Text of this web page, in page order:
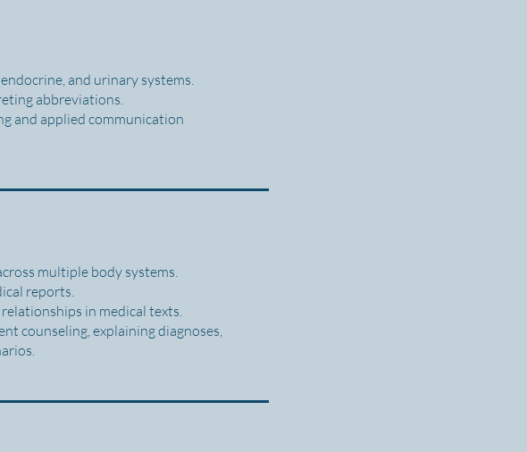
and urinary systems.
abbreviations.
and applied communication
multiple body systems.
reports.
in medical texts.
counseling, explaining diagnoses,